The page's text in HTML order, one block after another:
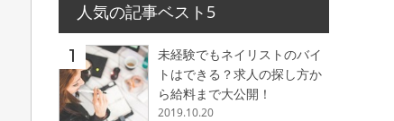
人気の記事ベスト5
未経験でもネイリストのバイ
トはできる？求人の探し方か
ら給料まで大公開！
2019.10.20